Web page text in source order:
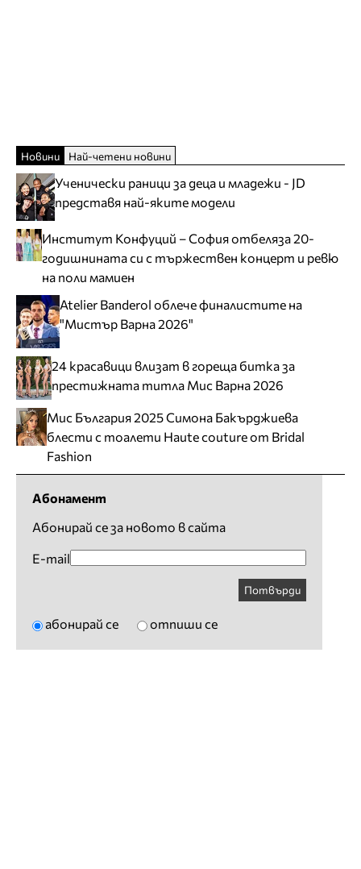
Новини Най-четени новини
Ученически раници за деца и младежи - JD
представя най-яките модели
Институт Конфуций – София отбеляза 20-
годишнината си с тържествен концерт и ревю
на поли мамиен
Atelier Banderol облече финалистите на
"Мистър Варна 2026"
24 красавици влизат в гореща битка за
престижната титла Мис Варна 2026
Мис България 2025 Симона Бакърджиева
блести с тоалети Haute couture от Bridal
Fashion
Абонамент
Абонирай се за новото в сайта
E-mail
Потвърди
абонирай се отпиши се